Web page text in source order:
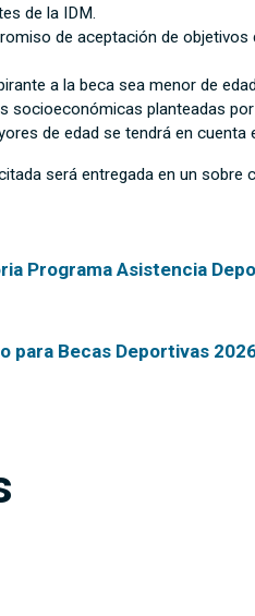
de la IDM.
de aceptación de
a la beca sea menor de
socioeconómicas planteadas
de edad se tendrá en
será entregada en un
Programa Asistencia
para Becas Deportivas